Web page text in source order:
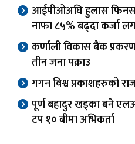
आईपीओअघि हुलास
नाफा ८५% बढ्दा कर्जा
कर्णाली विकास बैंक
तीन जना पक्राउ
गगन विश्व प्रकाशहरुको
पूर्ण बहादुर खड्का बने
टप १० बीमा अभिकर्ता